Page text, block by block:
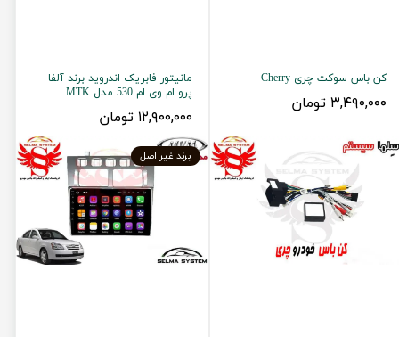
کن باس سوکت چری Cherry
۳,۴۹۰,۰۰۰ تومان
مانیتور فابریک اندروید برند آلفا
پرو ام وی ام 530 مدل MTK
۱۲,۹۰۰,۰۰۰ تومان
برند غیر اصل